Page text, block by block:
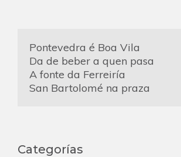
Pontevedra é Boa Vila
Da de beber a quen pasa
A fonte da Ferreiría
San Bartolomé na praza
Categorías